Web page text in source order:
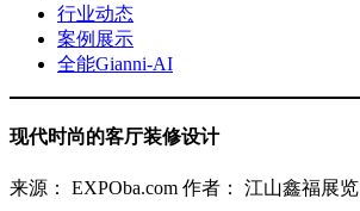
行业动态
案例展示
全能Gianni-AI
现代时尚的客厅装修设计
来源： EXPOba.com 作者： 江山鑫福展览